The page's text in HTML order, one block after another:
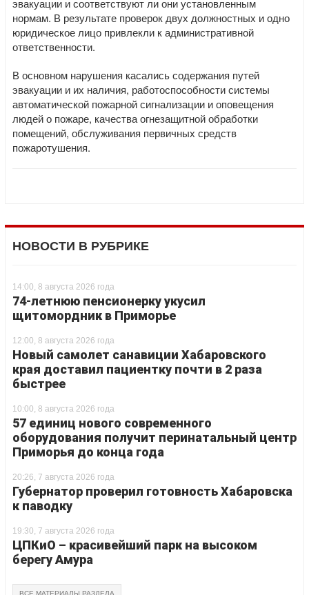
эвакуации и соответствуют ли они установленным
нормам. В результате проверок двух должностных и одно
юридическое лицо привлекли к административной
ответственности.
В основном нарушения касались содержания путей
эвакуации и их наличия, работоспособности системы
автоматической пожарной сигнализации и оповещения
людей о пожаре, качества огнезащитной обработки
помещений, обслуживания первичных средств
пожаротушения.
НОВОСТИ В РУБРИКЕ
14:00, 8 августа 2026 года
74-летнюю пенсионерку укусил
щитомордник в Приморье
12:00, 8 августа 2026 года
Новый самолет санавиции Хабаровского
края доставил пациентку почти в 2 раза
быстрее
10:00, 8 августа 2026 года
57 единиц нового современного
оборудования получит перинатальный центр
Приморья до конца года
20:26, 7 августа 2026 года
Губернатор проверил готовность Хабаровска
к паводку
19:30, 7 августа 2026 года
ЦПКиО – красивейший парк на высоком
берегу Амура
ВСЕ МАТЕРИАЛЫ РАЗДЕЛА